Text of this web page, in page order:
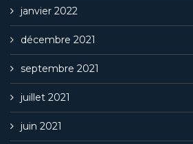
janvier 2022
décembre 2021
septembre 2021
juillet 2021
juin 2021